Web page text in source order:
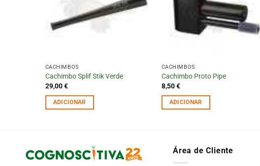
CACHIMBOS
Cachimbo Splif Stik Verde
29,00€
ADICIONAR
CACHIMBOS
Cachimbo Proto Pipe
8,50€
ADICIONAR
Área de Cliente